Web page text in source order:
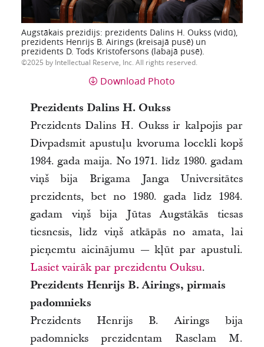
Augstākais prezidijs: prezidents Dalins H. Oukss (vidū),
prezidents Henrijs B. Airings (kreisajā pusē) un
prezidents D. Tods Kristofersons (labajā pusē).
2025 by Intellectual Reserve, Inc. All rights reserved.
Download Photo
Prezidents Dalins H. Oukss
Prezidents Dalins H. Oukss ir kalpojis par
Divpadsmit apustuļu kvoruma locekli kopš
1984. gada maija. No 1971. līdz 1980. gadam
viņš bija Brigama Janga Universitātes
prezidents, bet no 1980. gada līdz 1984.
gadam viņš bija Jūtas Augstākās tiesas
tiesnesis, līdz viņš atkāpās no amata, lai
pieņemtu aicinājumu — kļūt par apustuli.
Lasiet vairāk par prezidentu Ouksu.
Prezidents Henrijs B. Airings, pirmais
padomnieks
Prezidents Henrijs B. Airings bija
padomnieks prezidentam Raselam M.